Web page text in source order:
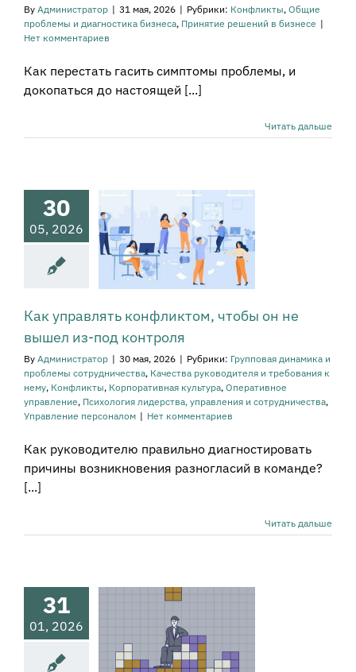
By Администратор | 31 мая, 2026 | Рубрики: Конфликты, Общие
проблемы и диагностика бизнеса, Принятие решений в бизнесе |
Нет комментариев
Как перестать гасить симптомы проблемы, и
докопаться до настоящей [...]
Читать дальше
30
05, 2026
из-под
динамика и
руководителя и
культура
управление
лидерства,
и
персоналом
Как управлять конфликтом, чтобы он не
вышел из-под контроля
By Администратор | 30 мая, 2026 | Рубрики: Групповая динамика и
проблемы сотрудничества, Качества руководителя и требования к
нему, Конфликты, Корпоративная культура, Оперативное
управление, Психология лидерства, управления и сотрудничества,
Управление персоналом | Нет комментариев
Как руководителю правильно диагностировать
причины возникновения разногласий в команде?
[...]
Читать дальше
31
01, 2026
не стоит